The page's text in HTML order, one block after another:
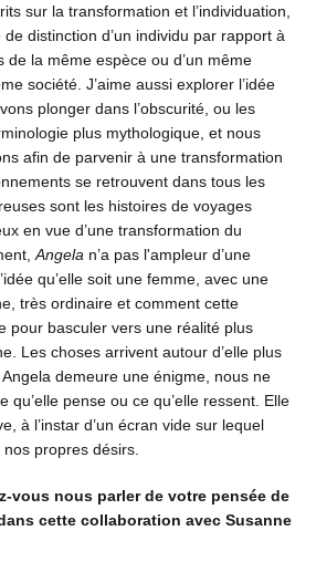
sur la transformation et l’individuation,
de distinction d’un individu par rapport à
de la même espèce ou d’un même
société. J’aime aussi explorer l’idée
plonger dans l’obscurité, ou les
plus mythologique, et nous
afin de parvenir à une transformation
se retrouvent dans tous les
sont les histoires de voyages
en vue d’une transformation du
Angela n’a pas l'ampleur d’une
qu’elle soit une femme, avec une
très ordinaire et comment cette
pour basculer vers une réalité plus
Les choses arrivent autour d’elle plus
Angela demeure une énigme, nous ne
qu’elle pense ou ce qu’elle ressent. Elle
à l’instar d’un écran vide sur lequel
propres désirs.
vous nous parler de votre pensée de
cette collaboration avec Susanne